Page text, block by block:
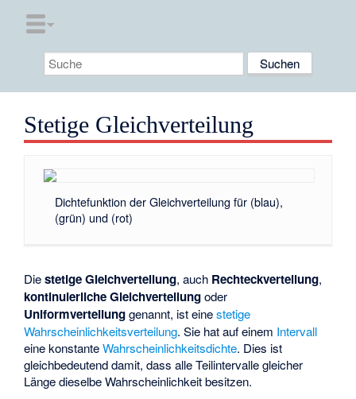
Stetige Gleichverteilung
Dichtefunktion der Gleichverteilung für (blau),
(grün) und (rot)
Diestetige Gleichverteilung, auch Rechteckverteilung,
kontinuierliche Gleichverteilungoder
Uniformverteilunggenannt, ist einestetige
Wahrscheinlichkeitsverteilung. Sie hat auf einem Intervall
eine konstanteWahrscheinlichkeitsdichte. Dies ist
gleichbedeutend damit, dass alle Teilintervalle gleicher
Länge dieselbe Wahrscheinlichkeit besitzen.